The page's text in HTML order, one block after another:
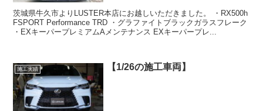
茨城県牛久市よりLUSTER本店にお越しいただきました。 ・RX500h
FSPORT Performance TRD ・グラファイトブラックガラスフレーク
・EXキーパープレミアムAメンテナンス EXキーパープレ...
施工実績 【1/26の施工車両】